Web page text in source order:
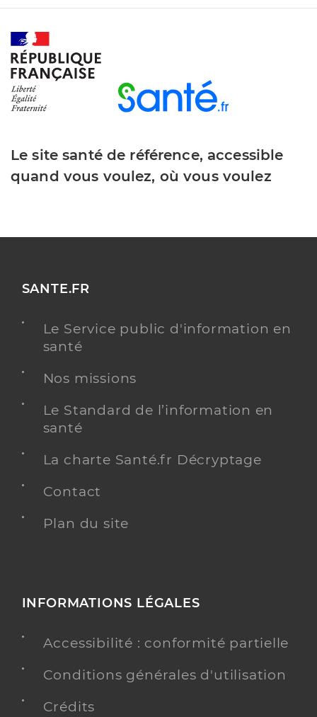
Le site santé de référence, accessible
quand vous voulez, où vous voulez
SANTE.FR
Le Service public d'information en
santé
Nos missions
Le Standard de l’information en
santé
La charte Santé.fr Décryptage
Contact
Plan du site
INFORMATIONS LÉGALES
Accessibilité : conformité partielle
Conditions générales d'utilisation
Crédits